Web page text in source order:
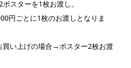
スターを1枚お渡し。
円ごとに1枚のお渡しとなりま
買い上げの場合→ポスター2枚お渡